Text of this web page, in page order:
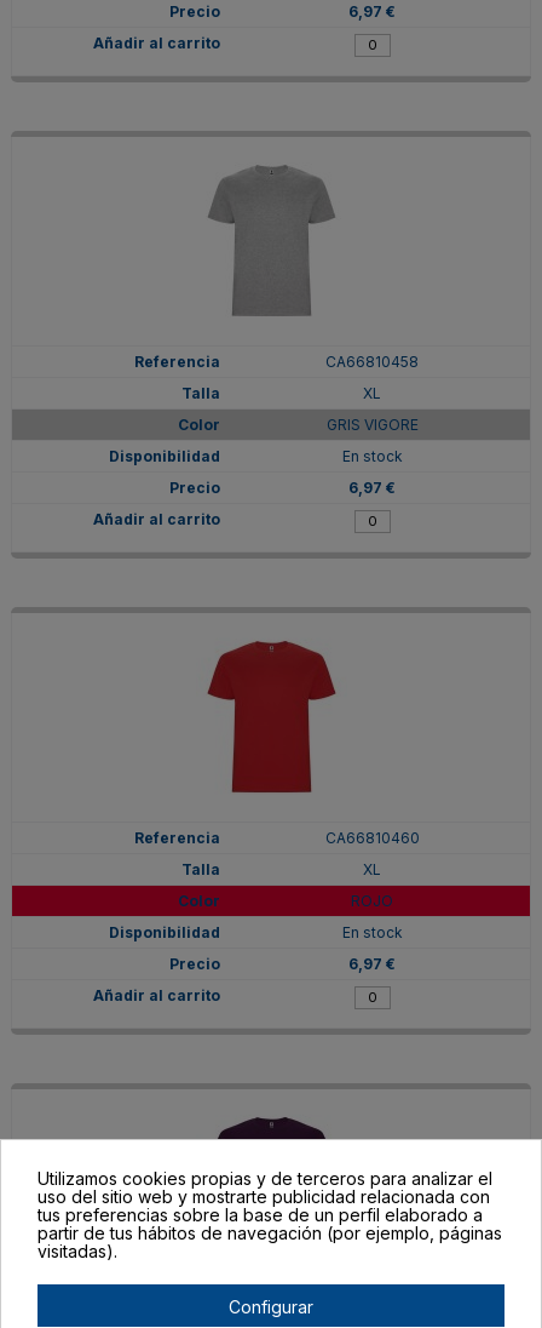
6,97 €
CA66810458
XL
GRIS VIGORE
En stock
6,97 €
CA66810460
XL
ROJO
En stock
6,97 €
Utilizamos cookies propias y de terceros para analizar el
uso del sitio web y mostrarte publicidad relacionada con
tus preferencias sobre la base de un perfil elaborado a
partir de tus hábitos de navegación (por ejemplo, páginas
visitadas).
Configurar